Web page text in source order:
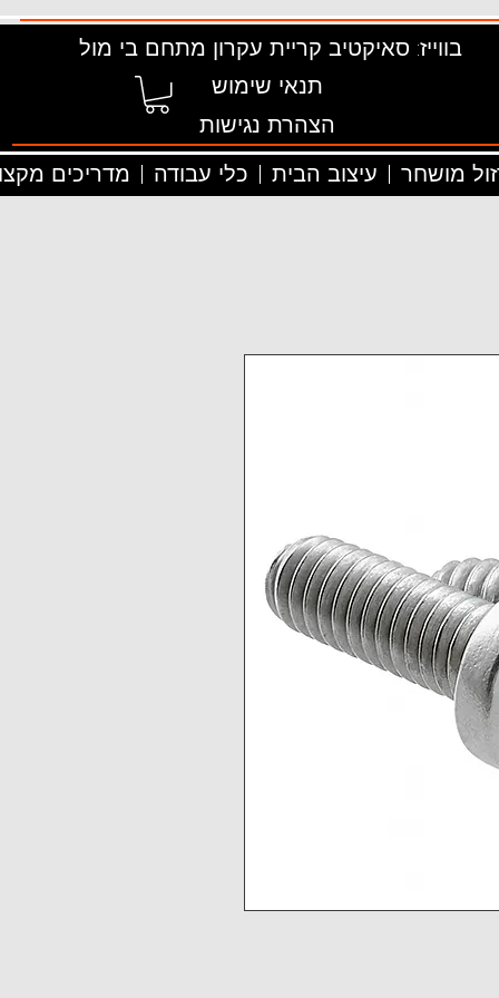
בווייז: סאיקטיב קריית עקרון מתחם בי מול
תנאי שימוש
הצהרת נגישות
מדריכים כלי עבודה עיצוב הבית מושחר